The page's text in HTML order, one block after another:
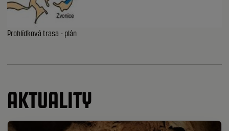
Prohlídková trasa - plán
AKTUALITY